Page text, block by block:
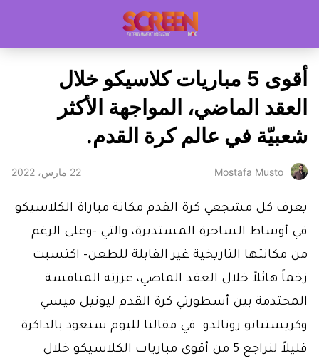
أقوى 5 مباريات كلاسيكو خلال
العقد الماضي، المواجهة الأكثر
شعبيّة في عالم كرة القدم.
Mostafa Musto 22 مارس، 2022
يعرف كل مشجعي كرة القدم مكانة مباراة الكلاسيكو
في أوساط الساحرة المستديرة، والتي -وعلى الرغم
من مكانتها التاريخية غير القابلة للطعن- اكتسبت
زخماً هائلاً خلال العقد الماضي، عززته المنافسة
المحتدمة بين أسطورتي كرة القدم ليونيل ميسي
وكريستيانو رونالدو. في مقالنا لليوم سنعود بالذاكرة
قليلاً لنراجع 5 من أقوى مباريات الكلاسيكو خلال